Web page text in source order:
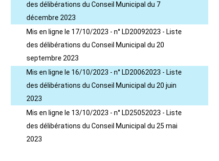
des délibérations du Conseil Municipal du 7
décembre 2023
Mis en ligne le 17/10/2023 - n° LD20092023 - Liste
des délibérations du Conseil Municipal du 20
septembre 2023
Mis en ligne le 16/10/2023 - n° LD20062023 - Liste
des délibérations du Conseil Municipal du 20 juin
2023
Mis en ligne le 13/10/2023 - n° LD25052023 - Liste
des délibérations du Conseil Municipal du 25 mai
2023